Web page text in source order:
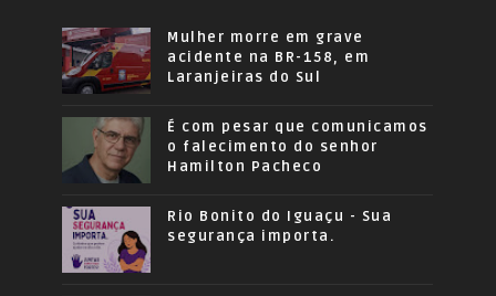
Mulher morre em grave
acidente na BR-158, em
Laranjeiras do Sul
É com pesar que comunicamos
o falecimento do senhor
Hamilton Pacheco
Rio Bonito do Iguaçu - Sua
segurança importa.